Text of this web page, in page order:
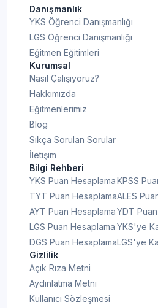
Danışmanlık
YKS Öğrenci Danışmanlığı
LGS Öğrenci Danışmanlığı
Eğitmen Eğitimleri
Kurumsal
Nasıl Çalışıyoruz?
Hakkımızda
Eğitmenlerimiz
Blog
Sıkça Sorulan Sorular
İletişim
Bilgi Rehberi
YKS Puan Hesaplama
TYT Puan Hesaplama
AYT Puan Hesaplama
LGS Puan Hesaplama
DGS Puan Hesaplama
KPSS
ALES
YDT
YKS'ye
LGS'ye
Gizlilik
Açık Rıza Metni
Aydınlatma Metni
Kullanıcı Sözleşmesi